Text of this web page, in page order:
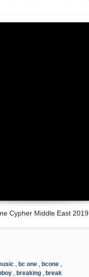
Cypher Middle East 2019
, bc one , bcone ,
, breaking , break